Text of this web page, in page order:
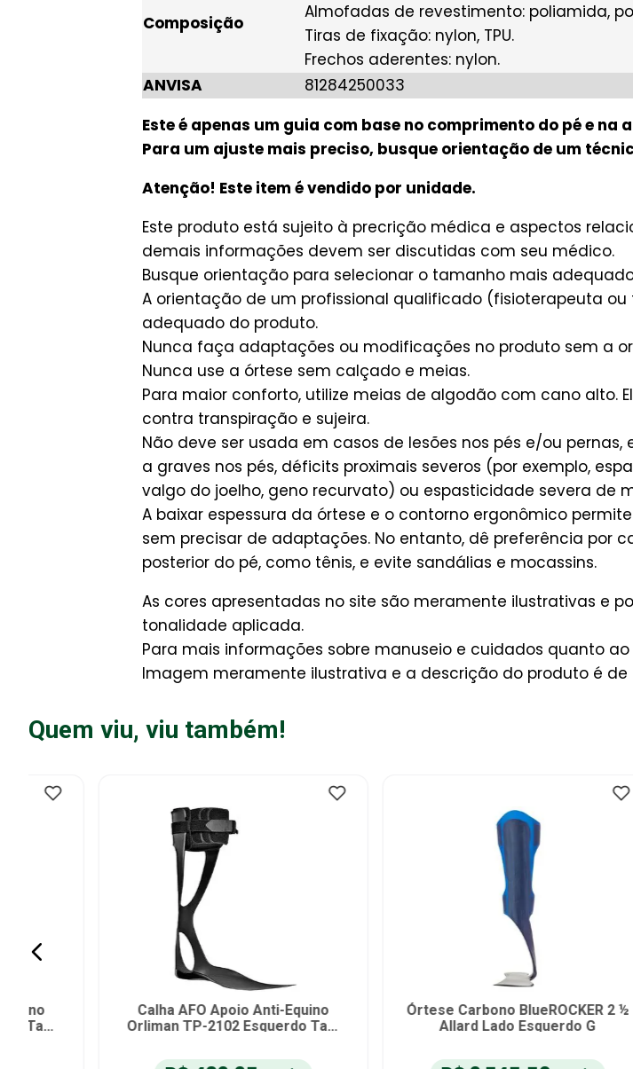
Composição
Almofadas de revestimento: poliamida,
Tiras de fixação: nylon, TPU.
Frechos aderentes: nylon.
ANVISA
81284250033
Este é apenas um guia com base no comprimento do pé e na
Para um ajuste mais preciso, busque orientação de um
Atenção! Este item é vendido por unidade.
Este produto está sujeito à precrição médica e aspectos
demais informações devem ser discutidas com seu médico.
Busque orientação para selecionar o tamanho mais
A orientação de um profissional qualificado (fisioterapeuta
adequado do produto.
Nunca faça adaptações ou modificações no produto sem a
Nunca use a órtese sem calçado e meias.
Para maior conforto, utilize meias de algodão com cano alto.
contra transpiração e sujeira.
Não deve ser usada em casos de lesões nos pés e/ou
a graves nos pés, déficits proximais severos (por exemplo,
valgo do joelho, geno recurvato) ou espasticidade severa de
A baixar espessura da órtese e o contorno ergonômico
sem precisar de adaptações. No entanto, dê preferência por
posterior do pé, como tênis, e evite sandálias e mocassins.
As cores apresentadas no site são meramente ilustrativas e
tonalidade aplicada.
Para mais informações sobre manuseio e cuidados quanto
Imagem meramente ilustrativa e a descrição do produto é
Quem viu, viu também!
Órtese de Carbono ToeOFF 2 ½
Direito Tam M - unidade
Órtese Carbono Ypsilon Flow ½
Mercur Esquerdo Tam P -